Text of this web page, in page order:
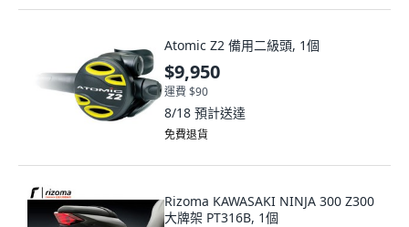
Atomic Z2 備用二級頭, 1個
$9,950
運費 $90
8/18 預計送達
免費退貨
Rizoma KAWASAKI NINJA 300 Z300
大牌架 PT316B, 1個